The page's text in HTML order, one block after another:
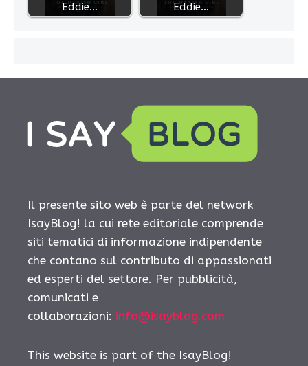
Eddie…
Eddie…
Il presente sito web è parte del network
IsayBlog! la cui rete editoriale comprende
siti tematici di informazione indipendente
che contano sul contributo di appassionati
ed esperti del settore. Per pubblicità,
comunicati e
collaborazioni: info@isayblog.com
This website is part of the IsayBlog!